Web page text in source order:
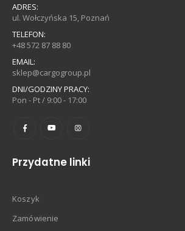
ADRES:
ul. Wołczyńska 15, Poznań
TELEFON:
+48 572 87 88 80
EMAIL:
sklep@cargogroup.pl
DNI/GODZINY PRACY:
Pon - Pt / 9:00 - 17:00
Przydatne linki
Koszyk
Zamówienie